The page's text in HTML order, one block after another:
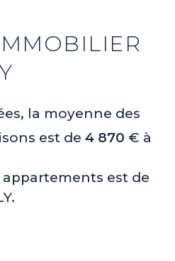
la moyenne des
est de 4 870 € à
est de